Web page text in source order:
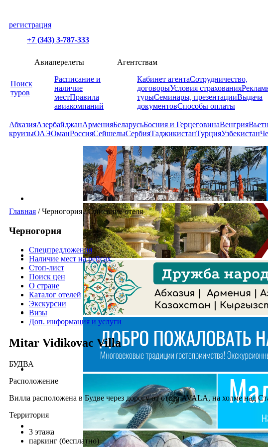
регистрация
+7 (343) 3-787-333
Поиск
туров
Авиаперелеты
Расписание и
наличие
местПравила
авиакомпаний
Агентствам
Кабинет агентаСотрудничество,
договорыУсловия страхования
турыСеминары, презентацииВыдача
документовСпособы оплаты
АбхазияАзербайджанАрменияБеларусьБосния и ГерцеговинаВенгрия
круизыОАЭОманРоссияСейшелыСербияТаджикистанТурцияУзбекистан
Главная /Черногория/Описание отеля
Черногория
Спецпредложения
Наличие мест на рейсах
Стоп-лист
Поиск цен
О стране
Каталог отелей
Экскурсии
Визы
Доп. информация и услуги
Mitar Vidikovac Villa
БУДВА
Расположение
Вилла расположена в Будве через дорогу от отеля AVALA, на холме над
Территория
3 этажа
паркинг (бесплатно)